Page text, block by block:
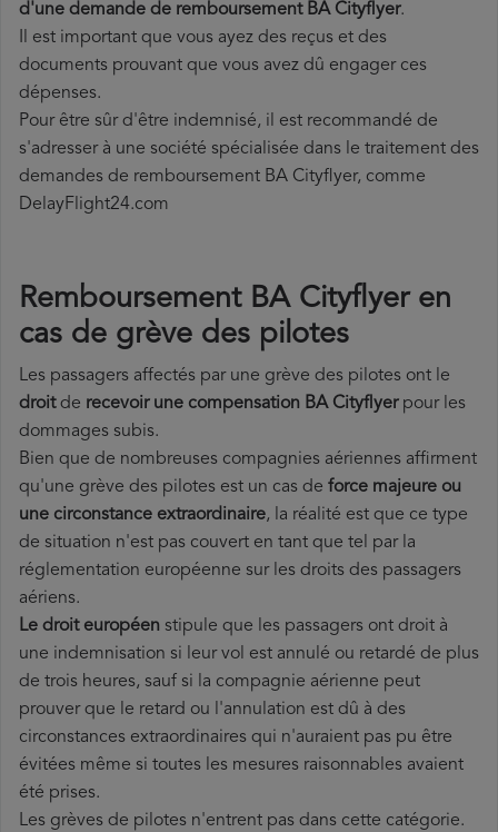
d'une demande de remboursement BA Cityflyer.
Il est important que vous ayez des reçus et des
documents prouvant que vous avez dû engager ces
dépenses.
Pour être sûr d'être indemnisé, il est recommandé de
s'adresser à une société spécialisée dans le traitement des
demandes de remboursement BA Cityflyer, comme
DelayFlight24.com
Remboursement BA Cityflyer en
cas de grève des pilotes
Les passagers affectés par une grève des pilotes ont le
droitde recevoir une compensation BA Cityflyerpour les
dommages subis.
Bien que de nombreuses compagnies aériennes affirment
qu'une grève des pilotes est un cas de force majeure ou
une circonstance extraordinaire, la réalité est que ce type
de situation n'est pas couvert en tant que tel par la
réglementation européenne sur les droits des passagers
aériens.
Le droit européen stipule que les passagers ont droit à
une indemnisation si leur vol est annulé ou retardé de plus
de trois heures, sauf si la compagnie aérienne peut
prouver que le retard ou l'annulation est dû à des
circonstances extraordinaires qui n'auraient pas pu être
évitées même si toutes les mesures raisonnables avaient
été prises.
Les grèves de pilotes n'entrent pas dans cette catégorie.